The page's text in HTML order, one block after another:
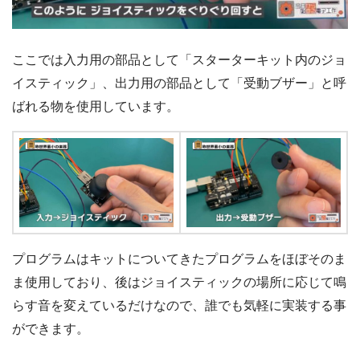
ここでは入力用の部品として「スターターキット内のジョ
イスティック」、出力用の部品として「受動ブザー」と呼
ばれる物を使用しています。
プログラムはキットについてきたプログラムをほぼそのま
ま使用しており、後はジョイスティックの場所に応じて鳴
らす音を変えているだけなので、誰でも気軽に実装する事
ができます。